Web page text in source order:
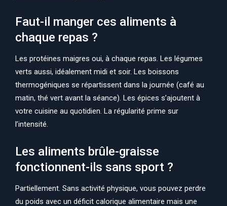
Faut-il manger ces aliments à
chaque repas ?
Les protéines maigres oui, à chaque repas. Les légumes
verts aussi, idéalement midi et soir. Les boissons
thermogéniques se répartissent dans la journée (café au
matin, thé vert avant la séance). Les épices s’ajoutent à
votre cuisine au quotidien. La régularité prime sur
l’intensité.
Les aliments brûle-graisse
fonctionnent-ils sans sport ?
Partiellement. Sans activité physique, vous pouvez perdre
du poids avec un déficit calorique alimentaire mais une